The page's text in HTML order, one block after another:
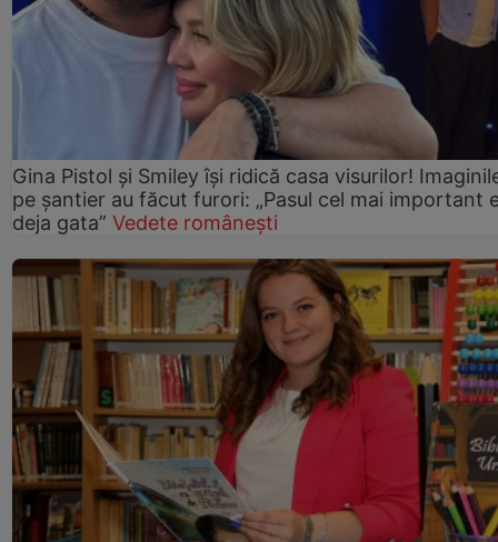
Gina Pistol și Smiley își ridică casa visurilor!
pe șantier au făcut furori: „Pasul cel mai important
deja gata” Vedete românești